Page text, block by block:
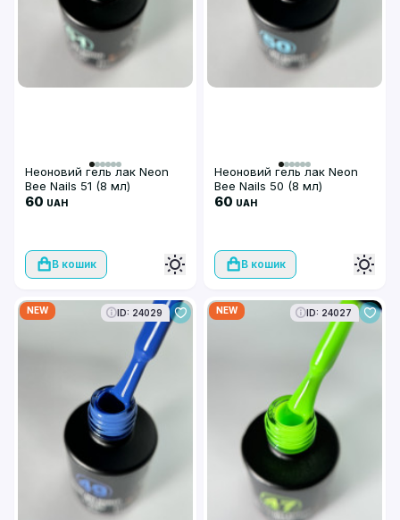
Неоновий гель лак Neon
Bee Nails 51 (8 мл)
60 UAH
В кошик
Неоновий гель лак Neon
Bee Nails 50 (8 мл)
60 UAH
В кошик
NEW ID: 24029 NEW ID: 24027